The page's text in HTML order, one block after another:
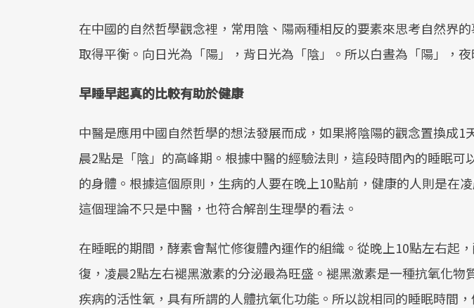
在中國的自然哲學觀念裡，常用陰、陽兩種相反的要素來思考自然界
取得平衡。向日光為「陽」，背日光為「陰」。所以白晝為「陽」，夜
早睡早起真的比較有助於健康
中醫是應用中國自然哲學的想法發展而成，如果將陰陽的觀念置換成1
晨2點是「陰」的高峰期。根據中醫的經驗法則，這段時間內的睡眠可
的身體。根據這個原則，生病的人要在晚上10點前，健康的人則是在
這個理論不只是中醫，也符合解剖生理學的看法。
在睡眠的期間，酵素會幫忙修復體內運作的組織。從晚上10點左右起
復，凌晨2點左右褪黑激素的分泌最為旺盛。褪黑激素是一種抗氧化物
疾病的活性氧，具有所謂的人體抗氧化功能。所以說相同的睡眠時間
照3.0」的推進
關注的核心議
改善行動。